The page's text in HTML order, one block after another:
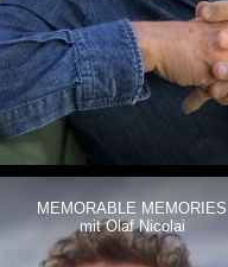
MEMORABLE MEMORIES
mit Olaf Nicolai